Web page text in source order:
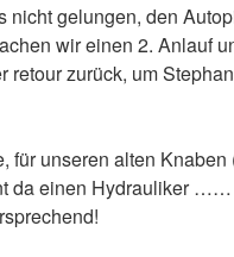
nicht gelungen, den
wir einen 2. Anlauf
retour zurück, um
für unseren alten
da einen Hydrauliker ……